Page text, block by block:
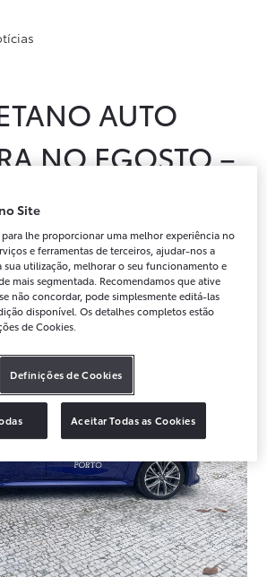
GO
AUTO
NO EGOSTO –
CROISSANT À
DO PORTO
Site
para lhe proporcionar uma melhor experiência no
e ferramentas de terceiros, ajudar-nos a
sua utilização, melhorar o seu funcionamento e
mais segmentada. Recomendamos que ative
não concordar, pode simplesmente editá-las
disponível. Os detalhes completos estão
de Cookies.
Definições de Cookies
Aceitar Todas as Cookies